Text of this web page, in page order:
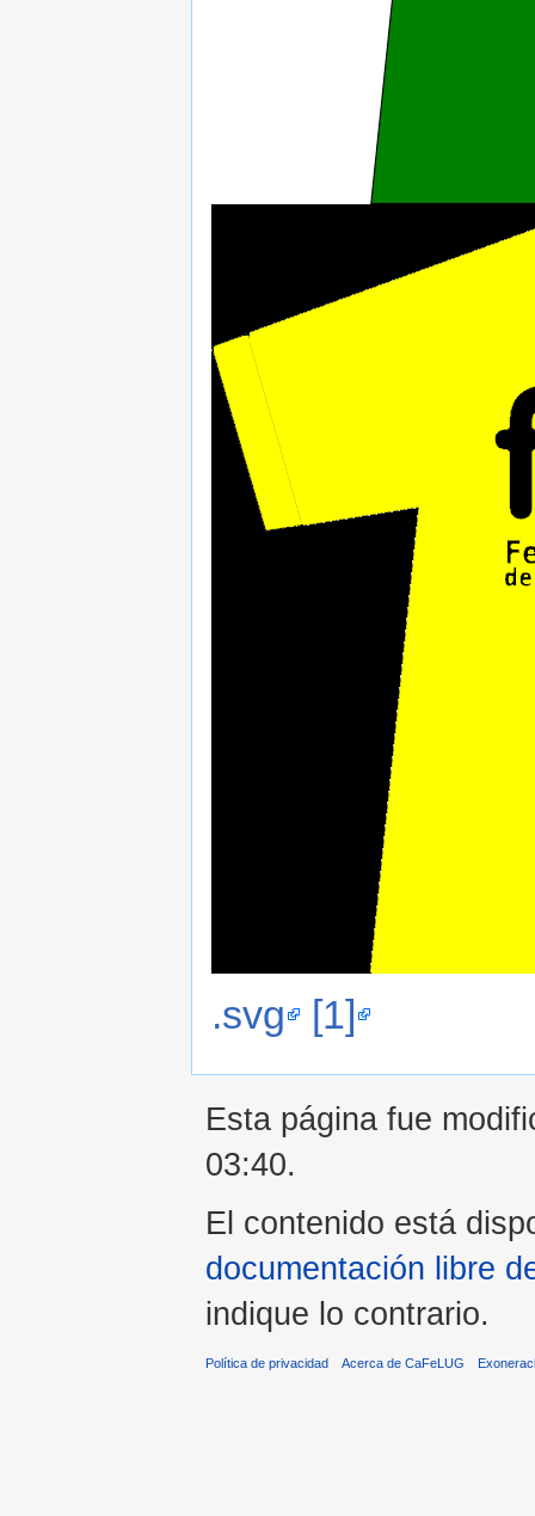
.svg [1]
Esta página fue
03:40.
El contenido está
documentación libre
indique lo contrario.
Política de privacidad Acerca de CaFeLUG